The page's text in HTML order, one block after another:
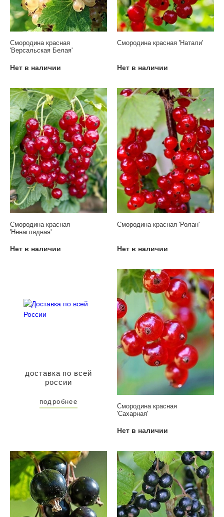
Смородина красная
'Версальская Белая'
Нет в наличии
Смородина красная 'Натали'
Нет в наличии
Смородина красная
'Ненаглядная'
Нет в наличии
Смородина красная 'Ролан'
Нет в наличии
доставка по всей
россии
подробнее
Смородина красная
'Сахарная'
Нет в наличии